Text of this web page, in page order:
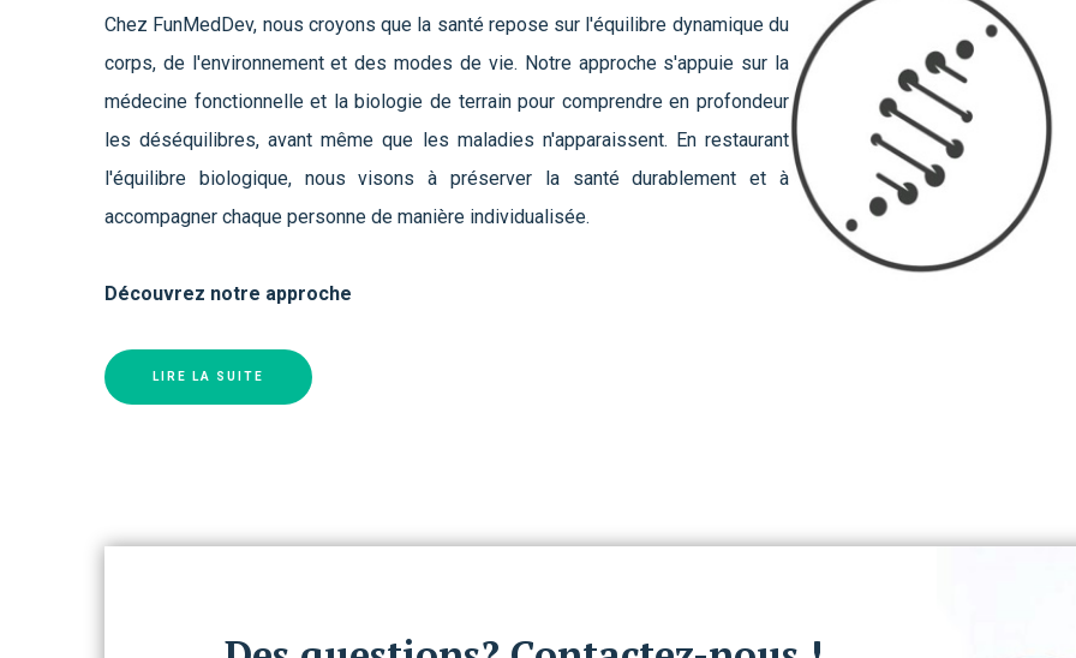
Chez FunMedDev, nous croyons que la santé repose sur l'équilibre dynamique du
corps, de l'environnement et des modes de vie. Notre approche s'appuie sur la
médecine fonctionnelle et la biologie de terrain pour comprendre en profondeur
les déséquilibres, avant même que les maladies n'apparaissent. En restaurant
l'équilibre biologique, nous visons à préserver la santé durablement et à
accompagner chaque personne de manière individualisée.
Découvrez notre approche
LIRE LA SUITE